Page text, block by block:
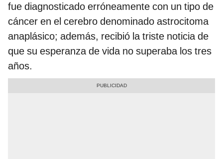
fue diagnosticado erróneamente con un tipo de
cáncer en el cerebro denominado astrocitoma
anaplásico; además, recibió la triste noticia de
que su esperanza de vida no superaba los tres
años.